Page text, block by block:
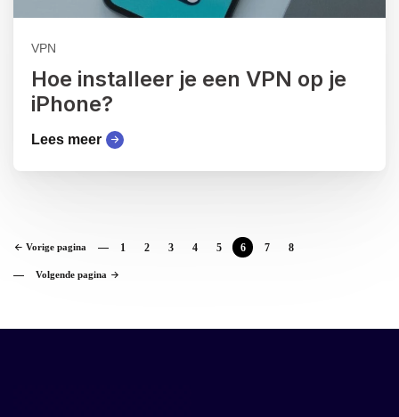
VPN
Hoe installeer je een VPN op je
iPhone?
Lees meer
Vorige pagina 1 2 3 4 5 6 7 8
Volgende pagina